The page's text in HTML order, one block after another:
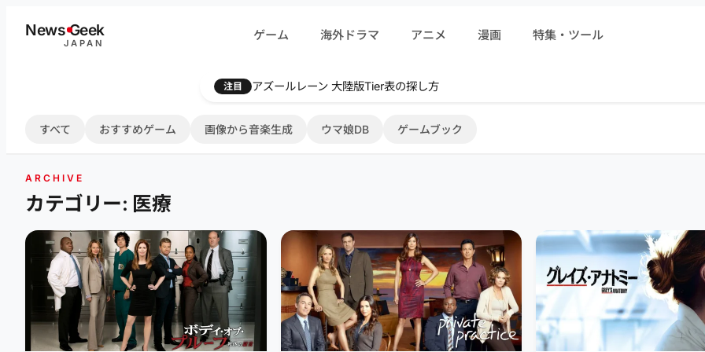
NewsGeek
JAPAN
ゲーム 海外ドラマ アニメ 漫画 特集・ツール
注目 Farthest Frontier 序盤攻略
すべて おすすめゲーム 画像から音楽生成 ウマ娘DB ゲームブック
ARCHIVE
カテゴリー: 医療